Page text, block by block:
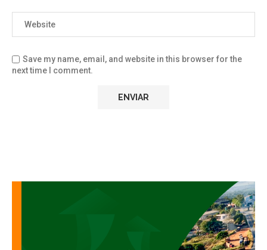
Save my name, email, and website in this browser for the
next time I comment.